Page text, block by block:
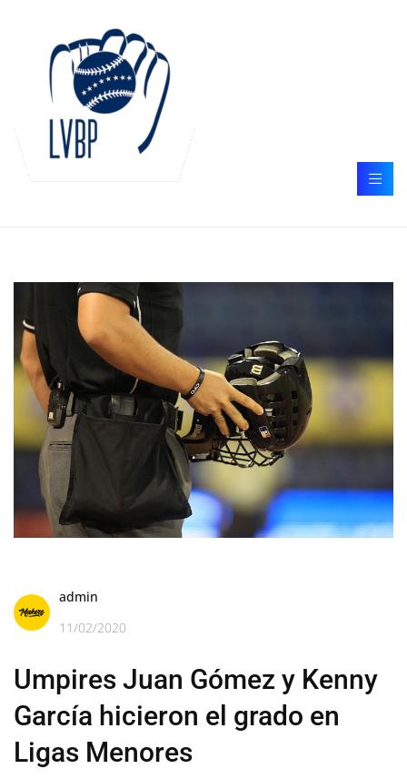
admin
11/02/2020
Umpires Juan Gómez y Kenny
García hicieron el grado en
Ligas Menores